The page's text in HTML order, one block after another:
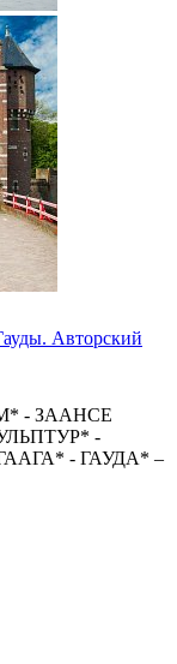
Авторский
- ЗААНСЕ
-
- ГАУДА* –